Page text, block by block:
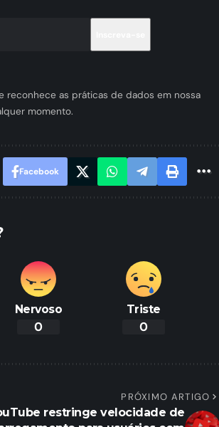
reconhece as práticas de dados em nossa
momento.
Facebook
Nervoso
0
Triste
0
PRÓXIMO ARTIGO
restringe velocidade de